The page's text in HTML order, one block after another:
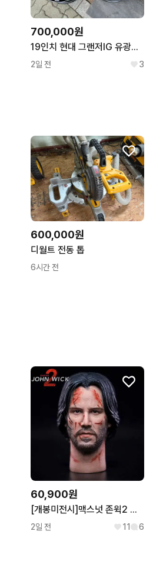
700,000원
19인치 현대 그랜저IG 유광블랙 순정휠 1대분
2일 전 3
600,000원
디월트 전동 톱
6시간 전
60,900원
[개봉미전시]맥스넛 존윅2 데미지 헤드 1/6 피규어(핫토이x)
2일 전 11 6